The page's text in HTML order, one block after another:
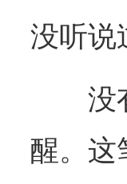
没听说
没
醒。这